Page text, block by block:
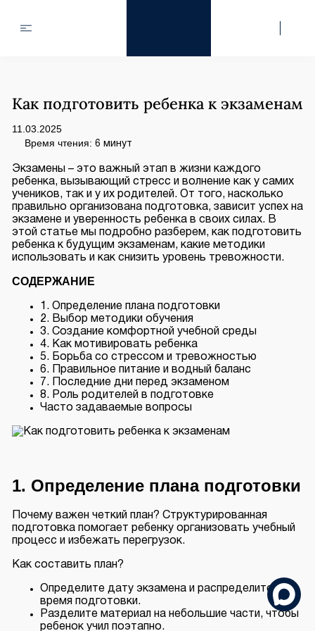
Как подготовить ребенка к экзаменам
11.03.2025
Время чтения: 6 минут
Экзамены – это важный этап в жизни каждого
ребенка, вызывающий стресс и волнение как у самих
учеников, так и у их родителей. От того, насколько
правильно организована подготовка, зависит успех на
экзамене и уверенность ребенка в своих силах. В
этой статье мы подробно разберем, как подготовить
ребенка к будущим экзаменам, какие методики
использовать и как снизить уровень тревожности.
СОДЕРЖАНИЕ
1. Определение плана подготовки
2. Выбор методики обучения
3. Создание комфортной учебной среды
4. Как мотивировать ребенка
5. Борьба со стрессом и тревожностью
6. Правильное питание и водный баланс
7. Последние дни перед экзаменом
8. Роль родителей в подготовке
Часто задаваемые вопросы
1. Определение плана подготовки
Почему важен четкий план? Структурированная
подготовка помогает ребенку организовать учебный
процесс и избежать перегрузок.
Как составить план?
Определите дату экзамена и распределите
время подготовки.
Разделите материал на небольшие части, чтобы
ребенок учил поэтапно.